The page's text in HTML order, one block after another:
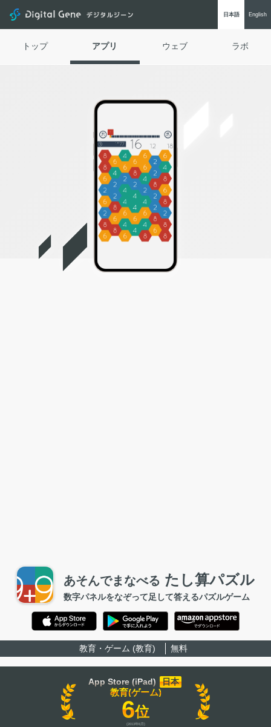
Digital Gene
日本語 Eng lish
トップ アプリ ウェブ ラボ
あそんでまなべる たし算パズル
数字パネルをなぞって足して答えるパズルゲーム
教育・ゲーム (教育) 無料
App Store (iPad) 日本
教育(ゲーム)
6位
(2013年6月)